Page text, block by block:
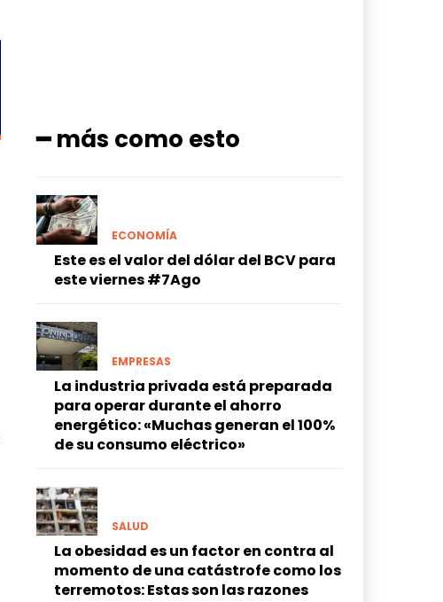
━ más como esto
ECONOMÍA
Este es el valor del dólar del BCV para
este viernes #7Ago
EMPRESAS
La industria privada está preparada
para operar durante el ahorro
energético: «Muchas generan el 100%
de su consumo eléctrico»
SALUD
La obesidad es un factor en contra al
momento de una catástrofe como los
terremotos: Estas son las razones